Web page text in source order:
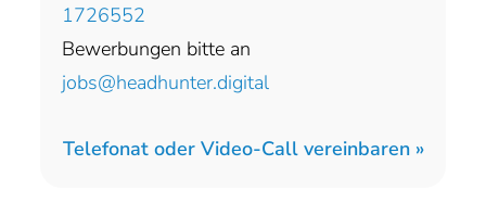
1726552
Bewerbungen bitte an
jobs@headhunter.digital
Telefonat oder Video-Call vereinbaren »